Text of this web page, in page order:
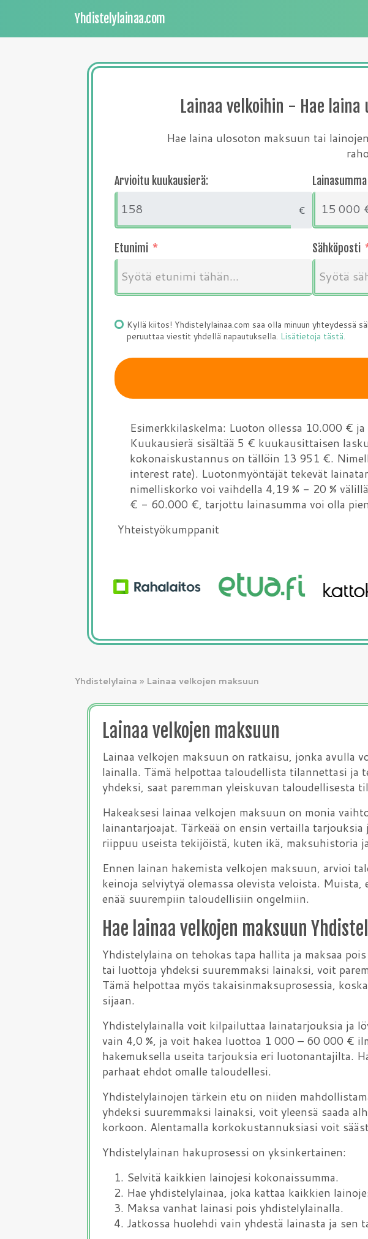
Yhdistelylainaa.com
Lainaa velkoihin - Hae
Hae laina ulosoton maksuun tai
Arvioitu kuukausierä:
€
Lainasumma
Etunimi Sähköposti
Kyllä kiitos! Yhdistelylainaa.com saa olla minuun yhteydessä
peruuttaa viestit yhdellä napautuksella. Lisätietoja tästä.
Esimerkkilaskelma: Luoton ollessa 10.000 €
Kuukausierä sisältää 5 € kuukausittaisen
kokonaiskustannus on tällöin 13 951 €.
interest rate). Luotonmyöntäjät tekevät
nimelliskorko voi vaihdella 4,19 % - 20 %
€ - 60.000 €, tarjottu lainasumma voi olla
Yhteistyökumppanit
Yhdistelylaina » Lainaa velkojen maksuun
Lainaa velkojen maksuun
Lainaa velkojen maksuun on ratkaisu, jonka avulla
lainalla. Tämä helpottaa taloudellista tilannettasi ja
yhdeksi, saat paremman yleiskuvan taloudellisesta
Hakeaksesi lainaa velkojen maksuun on monia
lainantarjoajat. Tärkeää on ensin vertailla
riippuu useista tekijöistä, kuten ikä, maksuhistoria
Ennen lainan hakemista velkojen maksuun, arvioi
keinoja selviytyä olemassa olevista veloista.
enää suurempiin taloudellisiin ongelmiin.
Hae lainaa velkojen maksuun
Yhdistelylaina on tehokas tapa hallita ja maksaa
tai luottoja yhdeksi suuremmaksi lainaksi, voit
Tämä helpottaa myös takaisinmaksuprosessia,
sijaan.
Yhdistelylainalla voit kilpailuttaa lainatarjouksia ja
vain 4,0 %, ja voit hakea luottoa 1 000 – 60 000 €
hakemuksella useita tarjouksia eri luotonantajilta.
parhaat ehdot omalle taloudellesi.
Yhdistelylainojen tärkein etu on niiden
yhdeksi suuremmaksi lainaksi, voit yleensä saada
korkoon. Alentamalla korkokustannuksiasi voit
Yhdistelylainan hakuprosessi on yksinkertainen:
Selvitä kaikkien lainojesi kokonaissumma.
Hae yhdistelylainaa, joka kattaa kaikkien
Maksa vanhat lainasi pois yhdistelylainalla.
Jatkossa huolehdi vain yhdestä lainasta ja sen